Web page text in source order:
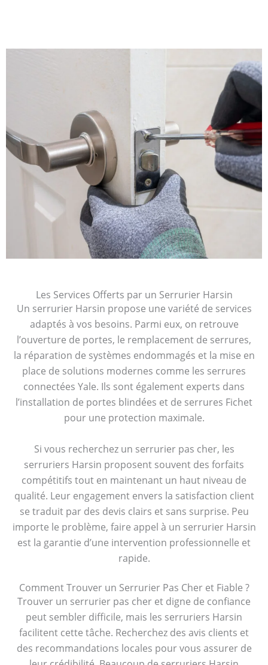
Les Services Offerts par un Serrurier Harsin
Un serrurier Harsin propose une variété de services
adaptés à vos besoins. Parmi eux, on retrouve
l’ouverture de portes, le remplacement de serrures,
la réparation de systèmes endommagés et la mise en
place de solutions modernes comme les serrures
connectées Yale. Ils sont également experts dans
l’installation de portes blindées et de serrures Fichet
pour une protection maximale.
Si vous recherchez un serrurier pas cher, les
serruriers Harsin proposent souvent des forfaits
compétitifs tout en maintenant un haut niveau de
qualité. Leur engagement envers la satisfaction client
se traduit par des devis clairs et sans surprise. Peu
importe le problème, faire appel à un serrurier Harsin
est la garantie d’une intervention professionnelle et
rapide.
Comment Trouver un Serrurier Pas Cher et Fiable ?
Trouver un serrurier pas cher et digne de confiance
peut sembler difficile, mais les serruriers Harsin
facilitent cette tâche. Recherchez des avis clients et
des recommandations locales pour vous assurer de